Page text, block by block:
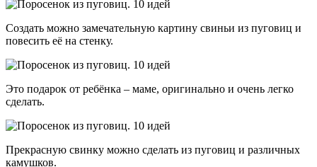
Создать можно замечательную картину свиньи из пуговиц и
повесить её на стенку.
Это подарок от ребёнка – маме, оригинально и очень легко
сделать.
Прекрасную свинку можно сделать из пуговиц и различных
камушков.